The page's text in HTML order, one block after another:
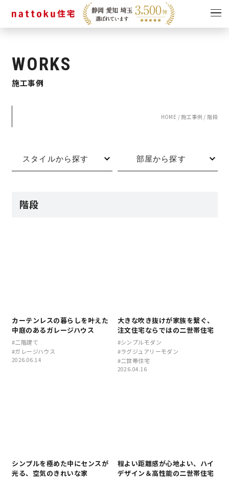
見学会
来店・見学予約
OWNER’S SITE オーナーズサイト
WORKS
施工事例
HOME /施工事例 / 階段
スタイルから探す 部屋から探す
階段
カーテンレスの暮らしを叶えた
中庭のあるガレージハウス
#二階建て
#ガレージハウス
2026.06.14
大きな吹き抜けが家族を繋ぐ、
注文住宅ならではの二世帯住宅
#シンプルモダン
#ラグジュアリーモダン
#二世帯住宅
2026.04.16
シンプルを極めた中にセンスが
光る、空気のきれいな家
程よい距離感が心地よい、ハイ
デザイン＆高性能の二世帯住宅